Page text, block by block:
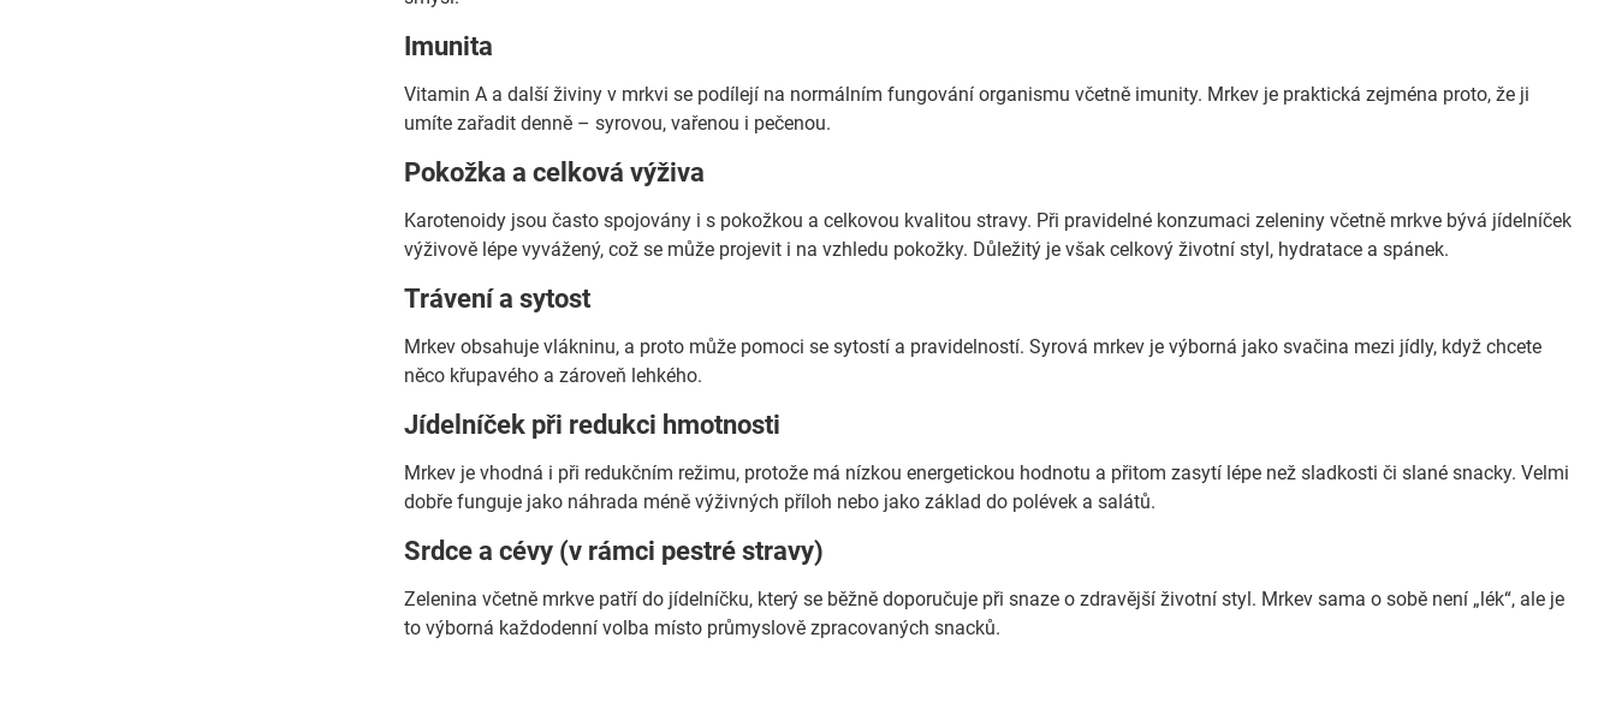
Imunita
Vitamin A a další živiny v mrkvi se podílejí na normálním fungování organismu včetně imunity. Mrkev je praktická zejména proto, že ji
umíte zařadit denně – syrovou, vařenou i pečenou.
Pokožka a celková výživa
Karotenoidy jsou často spojovány i s pokožkou a celkovou kvalitou stravy. Při pravidelné konzumaci zeleniny včetně mrkve bývá jídelníček
výživově lépe vyvážený, což se může projevit i na vzhledu pokožky. Důležitý je však celkový životní styl, hydratace a spánek.
Trávení a sytost
Mrkev obsahuje vlákninu, a proto může pomoci se sytostí a pravidelností. Syrová mrkev je výborná jako svačina mezi jídly, když chcete
něco křupavého a zároveň lehkého.
Jídelníček při redukci hmotnosti
Mrkev je vhodná i při redukčním režimu, protože má nízkou energetickou hodnotu a přitom zasytí lépe než sladkosti či slané snacky. Velmi
dobře funguje jako náhrada méně výživných příloh nebo jako základ do polévek a salátů.
Srdce a cévy (v rámci pestré stravy)
Zelenina včetně mrkve patří do jídelníčku, který se běžně doporučuje při snaze o zdravější životní styl. Mrkev sama o sobě není „lék“, ale je
to výborná každodenní volba místo průmyslově zpracovaných snacků.